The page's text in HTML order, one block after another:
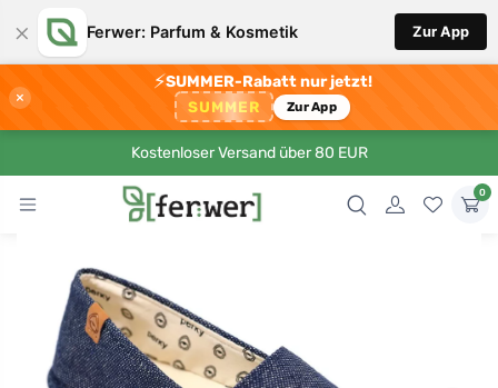
× Ferwer: Parfum & Kosmetik Zur App
×
⚡SUMMER-Rabatt nur jetzt!
SUMMER Zur App
Kostenloser Versand über 80 EUR
0